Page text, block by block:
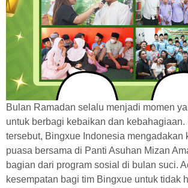
Bulan Ramadan selalu menjadi momen
untuk berbagi kebaikan dan
tersebut, Bingxue Indonesia mengadakan
puasa bersama di Panti Asuhan Mizan
bagian dari program sosial di bulan suci.
kesempatan bagi tim Bingxue untuk tidak